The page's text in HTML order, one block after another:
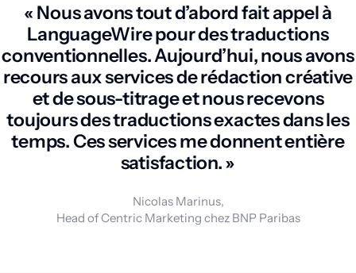
« Nous avons tout d’abord fait appel à
LanguageWire pour des traductions
conventionnelles. Aujourd’hui, nous avons
recours aux services de rédaction créative
et de sous-titrage et nous recevons
toujours des traductions exactes dans les
temps. Ces services me donnent entière
satisfaction. »
Nicolas Marinus,
Head of Centric Marketing chez BNP Paribas